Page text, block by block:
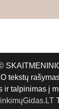
tekstų
ir talpinimas į